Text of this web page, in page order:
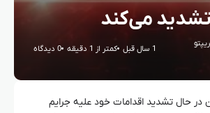
می‌کند
1 سال قبل کمتر از 1 دقیقه 0 دیدگاه
حال تشدید اقدامات خود علیه جرایم